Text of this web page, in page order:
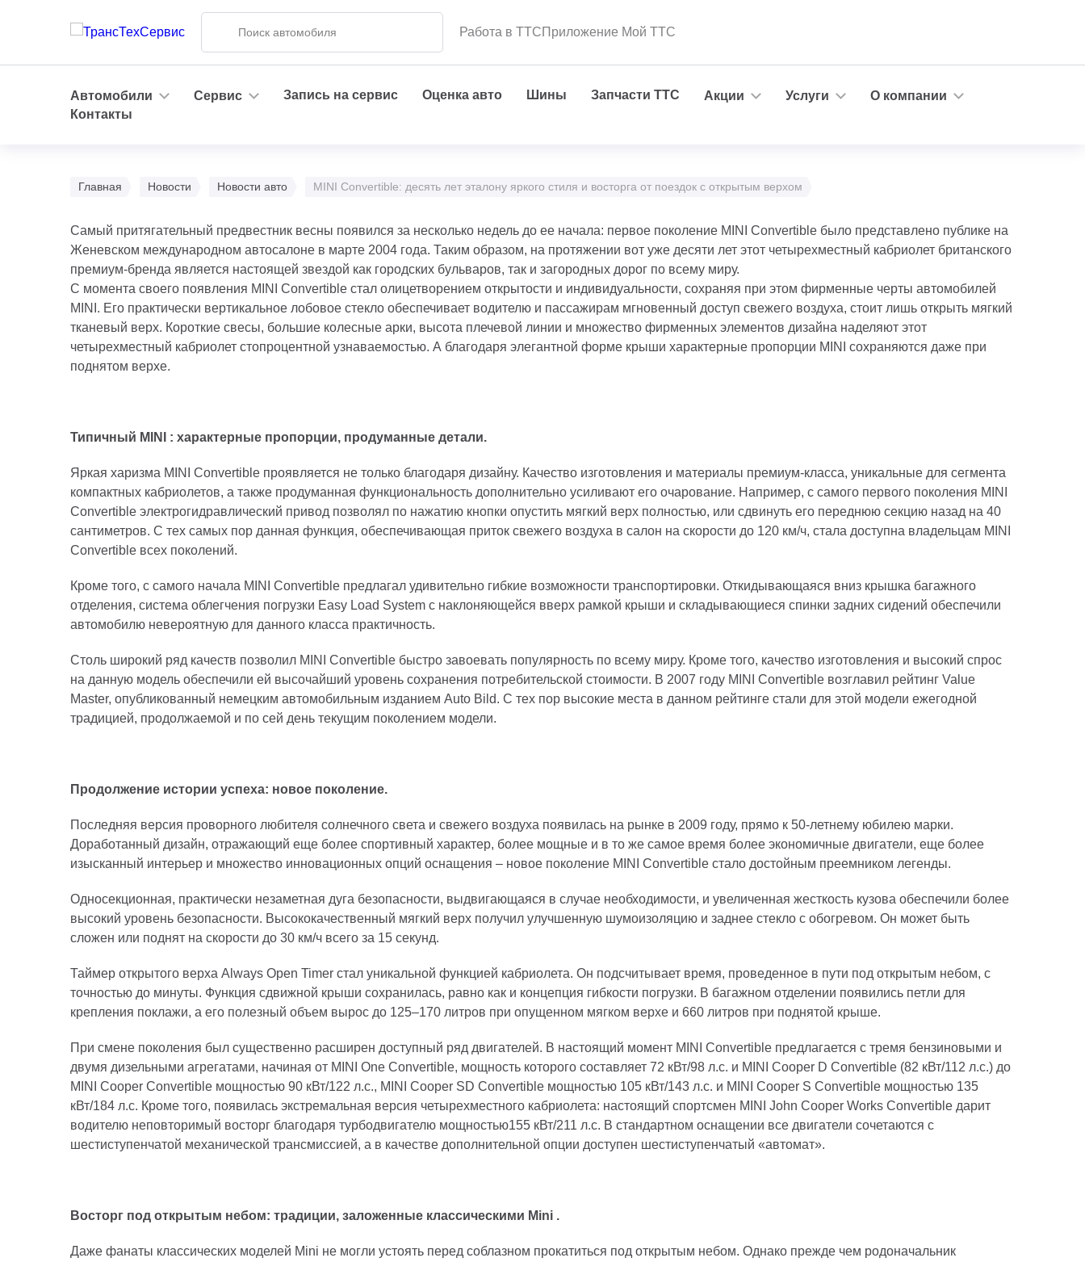
Работа в ТТСПриложение Мой ТТС
Автомобили Сервис Запись на сервис Оценка авто Шины Запчасти ТТС Акции Услуги
О компании
Контакты
Главная Новости Новости авто MINI Convertible: десять лет эталону яркого стиля и восторга от поездок с открытым верхом
Самый притягательный предвестник весны появился за несколько недель до ее начала: первое поколение MINI Convertible было представлено публике на
Женевском международном автосалоне в марте 2004 года. Таким образом, на протяжении вот уже десяти лет этот четырехместный кабриолет британского
премиум-бренда является настоящей звездой как городских бульваров, так и загородных дорог по всему миру.
С момента своего появления MINI Convertible стал олицетворением открытости и индивидуальности, сохраняя при этом фирменные черты автомобилей
MINI. Его практически вертикальное лобовое стекло обеспечивает водителю и пассажирам мгновенный доступ свежего воздуха, стоит лишь открыть мягкий
тканевый верх. Короткие свесы, большие колесные арки, высота плечевой линии и множество фирменных элементов дизайна наделяют этот
четырехместный кабриолет стопроцентной узнаваемостью. А благодаря элегантной форме крыши характерные пропорции MINI сохраняются даже при
поднятом верхе.
Типичный MINI : характерные пропорции, продуманные детали.
Яркая харизма MINI Convertible проявляется не только благодаря дизайну. Качество изготовления и материалы премиум-класса, уникальные для сегмента
компактных кабриолетов, а также продуманная функциональность дополнительно усиливают его очарование. Например, с самого первого поколения MINI
Convertible электрогидравлический привод позволял по нажатию кнопки опустить мягкий верх полностью, или сдвинуть его переднюю секцию назад на 40
сантиметров. С тех самых пор данная функция, обеспечивающая приток свежего воздуха в салон на скорости до 120 км/ч, стала доступна владельцам MINI
Convertible всех поколений.
Кроме того, с самого начала MINI Convertible предлагал удивительно гибкие возможности транспортировки. Откидывающаяся вниз крышка багажного
отделения, система облегчения погрузки Easy Load System с наклоняющейся вверх рамкой крыши и складывающиеся спинки задних сидений обеспечили
автомобилю невероятную для данного класса практичность.
Столь широкий ряд качеств позволил MINI Convertible быстро завоевать популярность по всему миру. Кроме того, качество изготовления и высокий спрос
на данную модель обеспечили ей высочайший уровень сохранения потребительской стоимости. В 2007 году MINI Convertible возглавил рейтинг Value
Master, опубликованный немецким автомобильным изданием Auto Bild. С тех пор высокие места в данном рейтинге стали для этой модели ежегодной
традицией, продолжаемой и по сей день текущим поколением модели.
Продолжение истории успеха: новое поколение.
Последняя версия проворного любителя солнечного света и свежего воздуха появилась на рынке в 2009 году, прямо к 50-летнему юбилею марки.
Доработанный дизайн, отражающий еще более спортивный характер, более мощные и в то же самое время более экономичные двигатели, еще более
изысканный интерьер и множество инновационных опций оснащения – новое поколение MINI Convertible стало достойным преемником легенды.
Односекционная, практически незаметная дуга безопасности, выдвигающаяся в случае необходимости, и увеличенная жесткость кузова обеспечили более
высокий уровень безопасности. Высококачественный мягкий верх получил улучшенную шумоизоляцию и заднее стекло с обогревом. Он может быть
сложен или поднят на скорости до 30 км/ч всего за 15 секунд.
Таймер открытого верха Always Open Timer стал уникальной функцией кабриолета. Он подсчитывает время, проведенное в пути под открытым небом, с
точностью до минуты. Функция сдвижной крыши сохранилась, равно как и концепция гибкости погрузки. В багажном отделении появились петли для
крепления поклажи, а его полезный объем вырос до 125–170 литров при опущенном мягком верхе и 660 литров при поднятой крыше.
При смене поколения был существенно расширен доступный ряд двигателей. В настоящий момент MINI Convertible предлагается с тремя бензиновыми и
двумя дизельными агрегатами, начиная от MINI One Convertible, мощность которого составляет 72 кВт/98 л.с. и MINI Cooper D Convertible (82 кВт/112 л.с.) до
MINI Cooper Convertible мощностью 90 кВт/122 л.с., MINI Cooper SD Convertible мощностью 105 кВт/143 л.с. и MINI Cooper S Convertible мощностью 135
кВт/184 л.с. Кроме того, появилась экстремальная версия четырехместного кабриолета: настоящий спортсмен MINI John Cooper Works Convertible дарит
водителю неповторимый восторг благодаря турбодвигателю мощностью155 кВт/211 л.с. В стандартном оснащении все двигатели сочетаются с
шестиступенчатой механической трансмиссией, а в качестве дополнительной опции доступен шестиступенчатый «автомат».
Восторг под открытым небом: традиции, заложенные классическими Mini .
Даже фанаты классических моделей Mini не могли устоять перед соблазном прокатиться под открытым небом. Однако прежде чем родоначальник